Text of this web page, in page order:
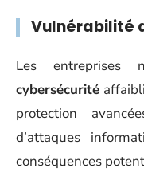
Vulnérabilité
Les entreprises
cybersécurité
protection
d’attaques
conséquences